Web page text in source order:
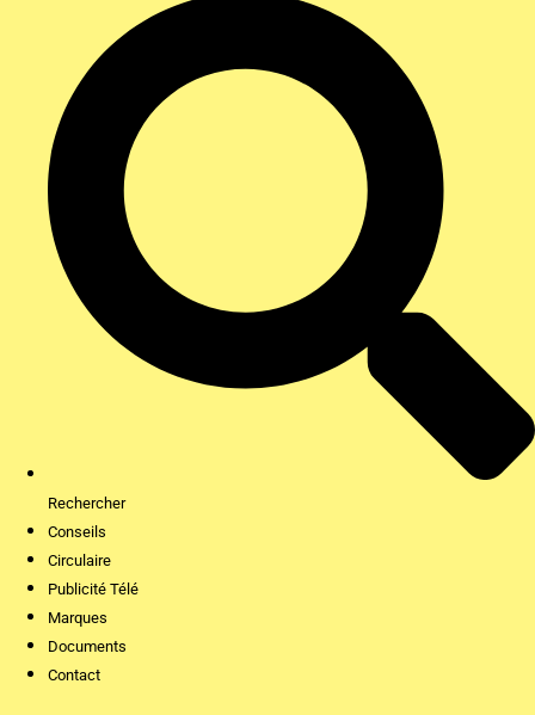
Rechercher
Conseils
Circulaire
Publicité Télé
Marques
Documents
Contact